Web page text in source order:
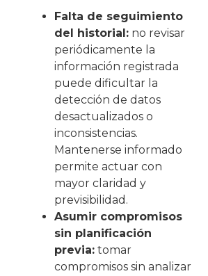
Falta de seguimiento
del historial: no revisar
periódicamente la
información registrada
puede dificultar la
detección de datos
desactualizados o
inconsistencias.
Mantenerse informado
permite actuar con
mayor claridad y
previsibilidad.
Asumir compromisos
sin planificación
previa: tomar
compromisos sin analizar